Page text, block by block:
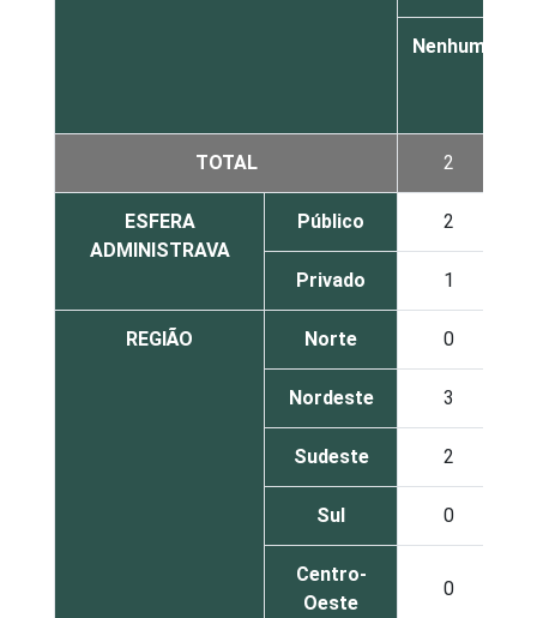
Nenhum
TOTAL 2
ESFERA
ADMINISTRAVA
Público 2
Privado 1
REGIÃO Norte 0
Nordeste 3
Sudeste 2
Sul 0
Centro-
Oeste
0